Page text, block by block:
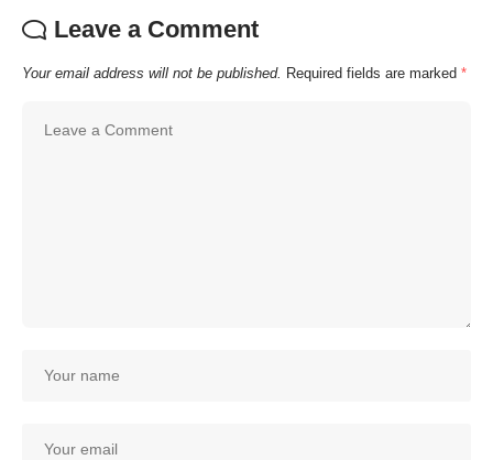
Leave a Comment
Your email address will not be published. Required fields are marked *